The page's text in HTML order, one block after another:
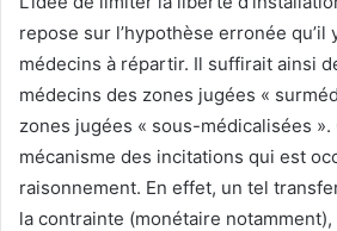
repose sur l’hypothèse erronée qu’il
médecins à répartir. Il suffirait ainsi
médecins des zones jugées «
zones jugées « sous-médicalisées ».
mécanisme des incitations qui est
raisonnement. En effet, un tel
la contrainte (monétaire